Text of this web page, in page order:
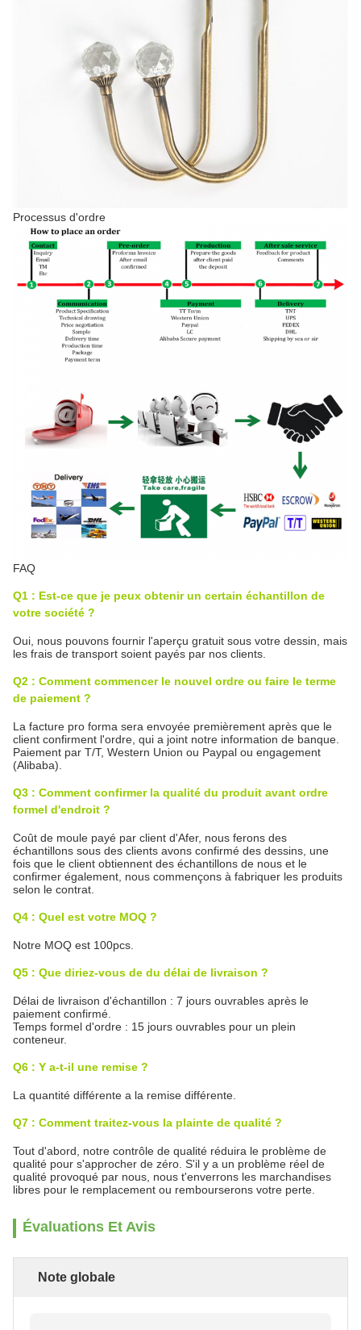
Processus d'ordre
FAQ
Q1 : Est-ce que je peux obtenir un certain échantillon de
votre société ?
Oui, nous pouvons fournir l'aperçu gratuit sous votre dessin, mais
les frais de transport soient payés par nos clients.
Q2 : Comment commencer le nouvel ordre ou faire le terme
de paiement ?
La facture pro forma sera envoyée premièrement après que le
client confirment l'ordre, qui a joint notre information de banque.
Paiement par T/T, Western Union ou Paypal ou engagement
(Alibaba).
Q3 : Comment confirmer la qualité du produit avant ordre
formel d'endroit ?
Coût de moule payé par client d'Afer, nous ferons des
échantillons sous des clients avons confirmé des dessins, une
fois que le client obtiennent des échantillons de nous et le
confirmer également, nous commençons à fabriquer les produits
selon le contrat.
Q4 : Quel est votre MOQ ?
Notre MOQ est 100pcs.
Q5 : Que diriez-vous de du délai de livraison ?
Délai de livraison d'échantillon : 7 jours ouvrables après le
paiement confirmé.
Temps formel d'ordre : 15 jours ouvrables pour un plein
conteneur.
Q6 : Y a-t-il une remise ?
La quantité différente a la remise différente.
Q7 : Comment traitez-vous la plainte de qualité ?
Tout d'abord, notre contrôle de qualité réduira le problème de
qualité pour s'approcher de zéro. S'il y a un problème réel de
qualité provoqué par nous, nous t'enverrons les marchandises
libres pour le remplacement ou rembourserons votre perte.
Évaluations Et Avis
Note globale